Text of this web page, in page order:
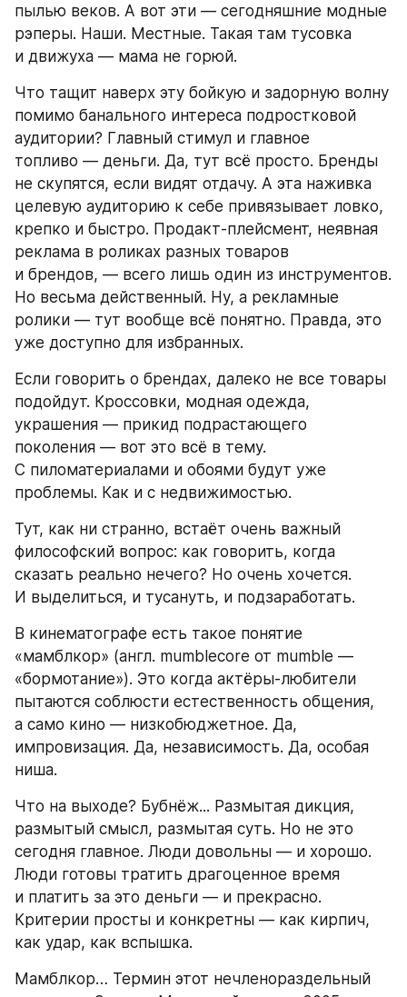
пылью веков. А вот эти — сегодняшние модные
рэперы. Наши. Местные. Такая там тусовка
и движуха — мама не горюй.
Что тащит наверх эту бойкую и задорную волну
помимо банального интереса подростковой
аудитории? Главный стимул и главное
топливо — деньги. Да, тут всё просто. Бренды
не скупятся, если видят отдачу. А эта наживка
целевую аудиторию к себе привязывает ловко,
крепко и быстро. Продакт-плейсмент, неявная
реклама в роликах разных товаров
и брендов, — всего лишь один из инструментов.
Но весьма действенный. Ну, а рекламные
ролики — тут вообще всё понятно. Правда, это
уже доступно для избранных.
Если говорить о брендах, далеко не все товары
подойдут. Кроссовки, модная одежда,
украшения — прикид подрастающего
поколения — вот это всё в тему.
С пиломатериалами и обоями будут уже
проблемы. Как и с недвижимостью.
Тут, как ни странно, встаёт очень важный
философский вопрос: как говорить, когда
сказать реально нечего? Но очень хочется.
И выделиться, и тусануть, и подзаработать.
В кинематографе есть такое понятие
«мамблкор» (англ. mumblecore от mumble —
«бормотание»). Это когда актёры-любители
пытаются соблюсти естественность общения,
а само кино — низкобюджетное. Да,
импровизация. Да, независимость. Да, особая
ниша.
Что на выходе? Бубнёж... Размытая дикция,
размытый смысл, размытая суть. Но не это
сегодня главное. Люди довольны — и хорошо.
Люди готовы тратить драгоценное время
и платить за это деньги — и прекрасно.
Критерии просты и конкретны — как кирпич,
как удар, как вспышка.
Мамблкор… Термин этот нечленораздельный